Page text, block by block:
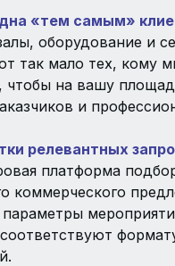
«тем самым»
оборудование и
так мало тех, кому
чтобы на вашу
и
релевантных
платформа
коммерческого